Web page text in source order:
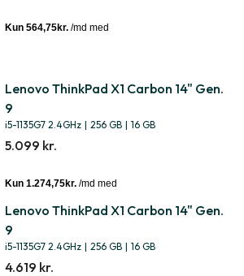
Lenovo ThinkPad X1 Carbon 14" Gen.
9
i5-1135G7 2.4GHz | 256 GB | 16 GB
5.099 kr.
Lenovo ThinkPad X1 Carbon 14" Gen.
9
i5-1135G7 2.4GHz | 256 GB | 16 GB
4.619 kr.